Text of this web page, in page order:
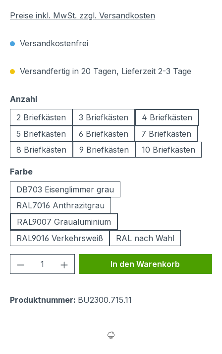
Preise inkl. MwSt. zzgl. Versandkosten
Versandkostenfrei
Versandfertig in 20 Tagen, Lieferzeit 2-3 Tage
Anzahlauswählen
2 Briefkästen
3 Briefkästen
4 Briefkästen
5 Briefkästen
6 Briefkästen
7 Briefkästen
8 Briefkästen
9 Briefkästen 10 Briefkästen
Farbeauswählen
DB703 Eisenglimmer grau
RAL7016 Anthrazitgrau
RAL9007 Graualuminium
RAL9016 Verkehrsweiß
RAL nach Wahl
Produkt Anzahl: Gib denIn den Warenkorb
Produktnummer: BU2300.715.11